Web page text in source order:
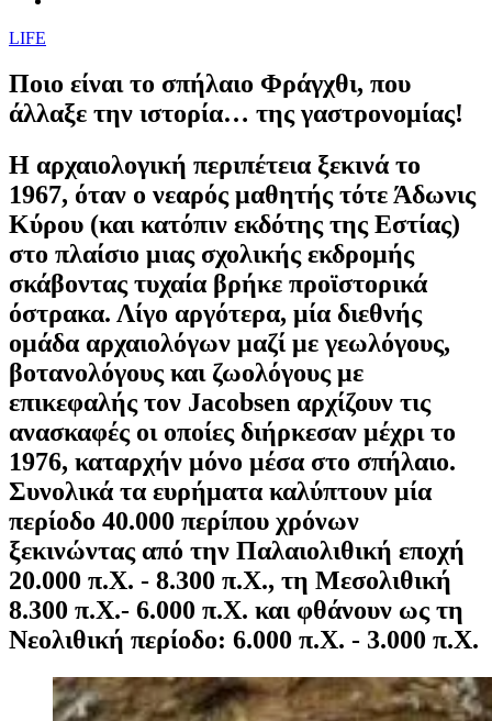
LIFE
Ποιο είναι το σπήλαιο Φράγχθι, που
άλλαξε την ιστορία… της γαστρονομίας!
Η αρχαιολογική περιπέτεια ξεκινά το
1967, όταν ο νεαρός μαθητής τότε Άδωνις
Κύρου (και κατόπιν εκδότης της Εστίας)
στο πλαίσιο μιας σχολικής εκδρομής
σκάβοντας τυχαία βρήκε προϊστορικά
όστρακα. Λίγο αργότερα, μία διεθνής
ομάδα αρχαιολόγων μαζί με γεωλόγους,
βοτανολόγους και ζωολόγους με
επικεφαλής τον Jacobsen αρχίζουν τις
ανασκαφές οι οποίες διήρκεσαν μέχρι το
1976, καταρχήν μόνο μέσα στο σπήλαιο.
Συνολικά τα ευρήματα καλύπτουν μία
περίοδο 40.000 περίπου χρόνων
ξεκινώντας από την Παλαιολιθική εποχή
20.000 π.Χ. - 8.300 π.Χ., τη Μεσολιθική
8.300 π.Χ.- 6.000 π.Χ. και φθάνουν ως τη
Νεολιθική περίοδο: 6.000 π.Χ. - 3.000 π.Χ.